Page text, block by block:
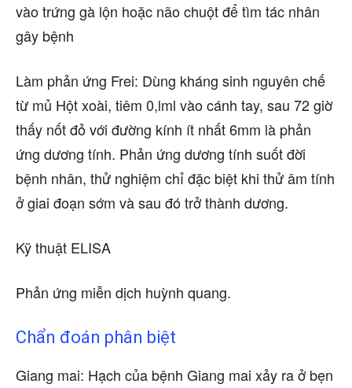
vào trứng gà lộn hoặc não chuột để tìm tác nhân
gây bệnh
Làm phản ứng Frei: Dùng kháng sinh nguyên chế
từ mủ Hột xoài, tiêm 0,lml vào cánh tay, sau 72 giờ
thấy nốt đỏ với đường kính ít nhất 6mm là phản
ứng dương tính. Phản ứng dương tính suốt đời
bệnh nhân, thử nghiệm chỉ đặc biệt khi thử âm tính
ở giai đoạn sớm và sau đó trở thành dương.
Kỹ thuật ELISA
Phản ứng miễn dịch huỳnh quang.
Chẩn đoán phân biệt
Giang mai: Hạch của bệnh Giang mai xảy ra ở bẹn